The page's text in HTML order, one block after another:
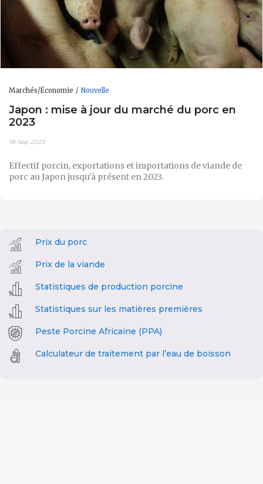
Marchés/Économie Nouvelle
Japon : mise à jour du marché du porc en
2023
18-Sep-2023
Effectif porcin, exportations et importations de viande de
porc au Japon jusqu'à présent en 2023.
Prix du porc
Prix de la viande
Statistiques de production porcine
Statistiques sur les matières premières
Peste Porcine Africaine (PPA)
Calculateur de traitement par l’eau de boisson